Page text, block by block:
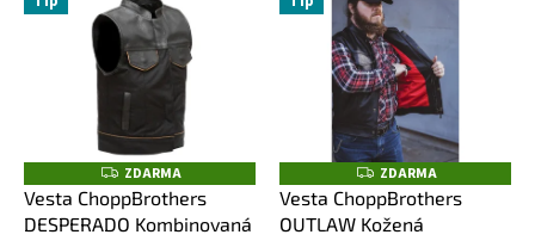
Z
D
A
R
ZDARMA
Vesta ChoppBrothers
DESPERADO Kombinovaná
Z
D
A
R
ZDARMA
Vesta ChoppBrothers
OUTLAW Kožená